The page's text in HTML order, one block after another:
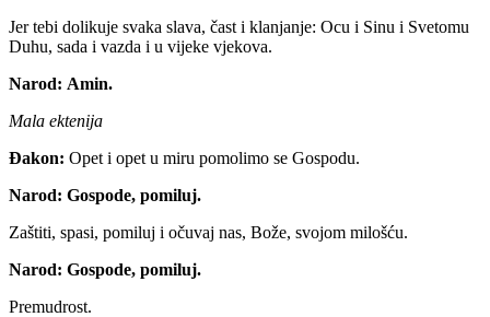
Jer tebi dolikuje svaka slava, čast i klanjanje: Ocu i Sinu i Svetomu
Duhu, sada i vazda i u vijeke vjekova.
Narod: Amin.
Mala ektenija
Đakon: Opet i opet u miru pomolimo se Gospodu.
Narod: Gospode, pomiluj.
Zaštiti, spasi, pomiluj i očuvaj nas, Bože, svojom milošću.
Narod: Gospode, pomiluj.
Premudrost.